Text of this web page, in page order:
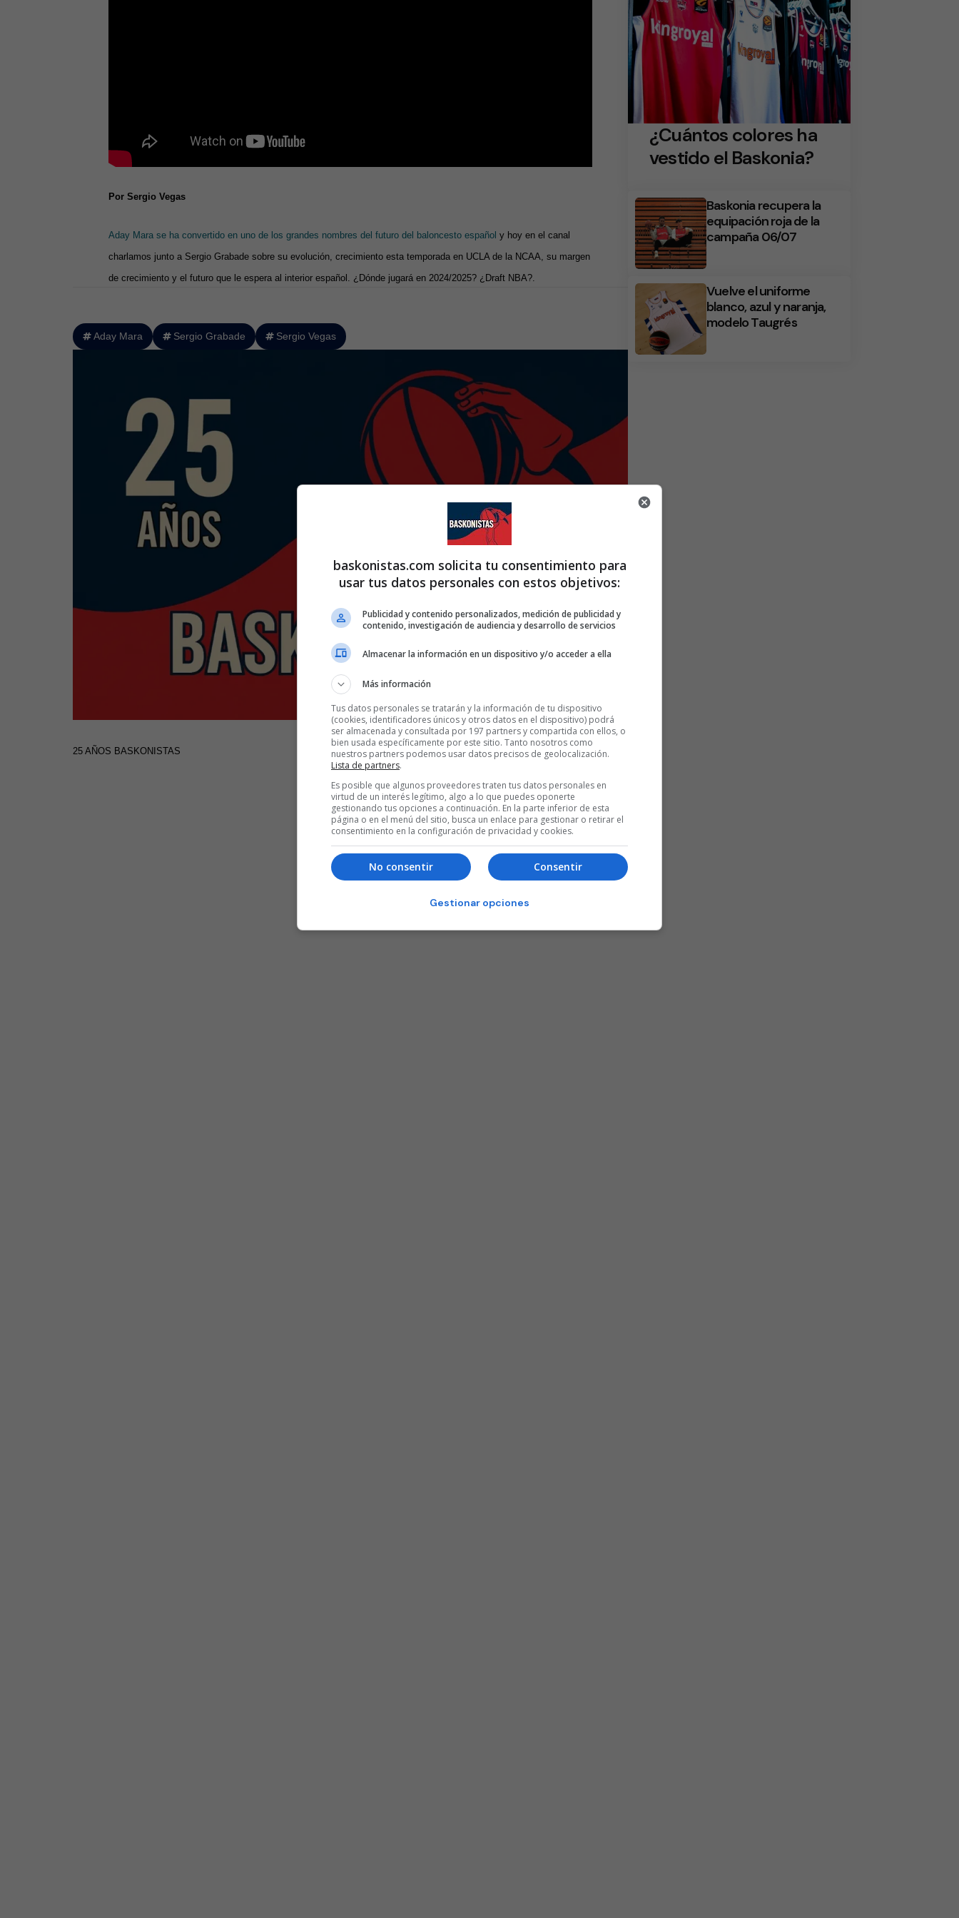
Por Sergio Vegas
Aday Mara se ha convertido en uno de los grandes nombres del futuro del baloncesto español y hoy en el canal
charlamos junto a Sergio Grabade sobre su evolución, crecimiento esta temporada en UCLA de la NCAA, su margen
de crecimiento y el futuro que le espera al interior español. ¿Dónde jugará en 2024/2025? ¿Draft NBA?.
Aday Mara Sergio Grabade Sergio Vegas
25 AÑOS BASKONISTAS
¿Cuántos colores ha
vestido el Baskonia?
Baskonia recupera la
equipación roja de la
campaña 06/07
Vuelve el uniforme
blanco, azul y naranja,
modelo Taugrés
baskonistas.com solicita tu consentimiento para
usar tus datos personales con estos objetivos:
Publicidad y contenido personalizados, medición de publicidad y
contenido, investigación de audiencia y desarrollo de servicios
Almacenar la información en un dispositivo y/o acceder a ella
Más información
Tus datos personales se tratarán y la información de tu dispositivo
(cookies, identificadores únicos y otros datos en el dispositivo) podrá
ser almacenada y consultada por 197 partners y compartida con ellos, o
bien usada específicamente por este sitio. Tanto nosotros como
nuestros partners podemos usar datos precisos de geolocalización.
Lista de partners.
Es posible que algunos proveedores traten tus datos personales en
virtud de un interés legítimo, algo a lo que puedes oponerte
gestionando tus opciones a continuación. En la parte inferior de esta
página o en el menú del sitio, busca un enlace para gestionar o retirar el
consentimiento en la configuración de privacidad y cookies.
Consentir
No consentir
Gestionar opciones